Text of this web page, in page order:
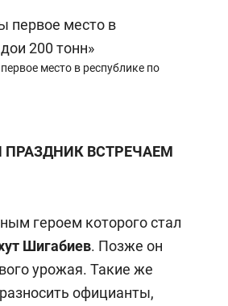
место в республике по
ВСТРЕЧАЕМ
героем которого стал
Шигабиев. Позже он
урожая. Такие же
официанты,